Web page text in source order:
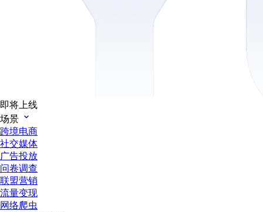
即将上线
场景
跨境电商
社交媒体
广告投放
问卷调查
联盟营销
流量变现
网络爬虫